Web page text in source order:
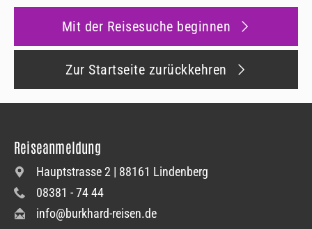
Mit der Reisesuche beginnen
Zur Startseite zurückkehren
Reiseanmeldung
Hauptstrasse 2 | 88161 Lindenberg
08381 - 74 44
info@burkhard-reisen.de